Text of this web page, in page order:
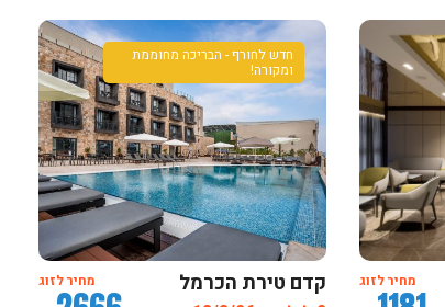
מחיר לזוג
חדש לחורף - הבריכה מחוממת
ומקורה!
קדם טירת הכרמל מחיר לזוג